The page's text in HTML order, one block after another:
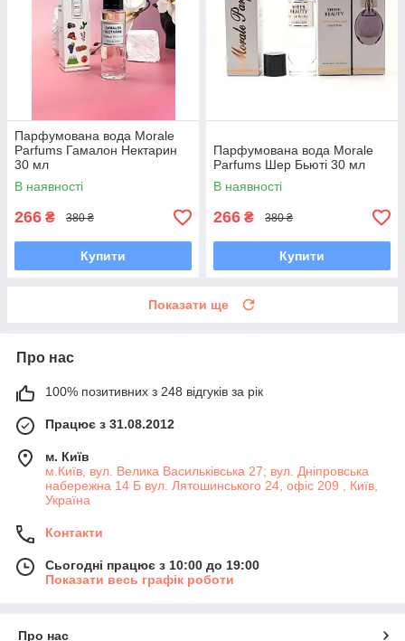
Парфумована вода Morale
Parfums Гамалон Нектарин
30 мл
В наявності
266 ₴ 380 ₴
Купити
Парфумована вода Morale
Parfums Шер Бьюті 30 мл
В наявності
266 ₴ 380 ₴
Купити
Показати ще
Про нас
100% позитивних з 248 відгуків за рік
Працює з 31.08.2012
м. Київ
м.Київ, вул. Велика Васильківська 27; вул. Дніпровська
набережна 14 Б вул. Лятошинського 24, офіс 209 , Київ,
Україна
Контакти
Сьогодні працює з 10:00 до 19:00
Показати весь графік роботи
Про нас